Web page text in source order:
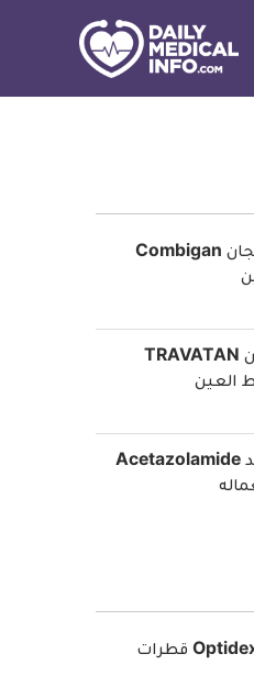
قطرة كومبيجان Combigan
قطرة ترافاتان TRAVATAN
العين
اسيتازولاميد Acetazolamide
اوبتديكس Optidex قطرات